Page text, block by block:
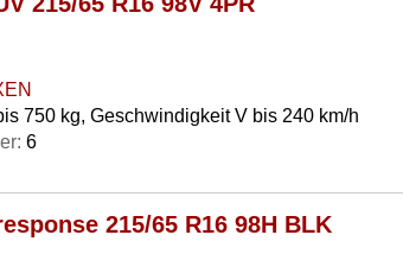
750 kg, Geschwindigkeit V bis 240 km/h
6
215/65 R16 98H BLK